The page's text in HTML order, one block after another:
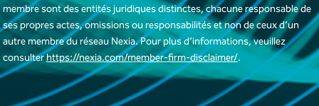
membre sont des entités juridiques distinctes, chacune responsable de
ses propres actes, omissions ou responsabilités et non de ceux d’un
autre membre du réseau Nexia. Pour plus d’informations, veuillez
consulterhttps://nexia.com/member-firm-disclaimer/.